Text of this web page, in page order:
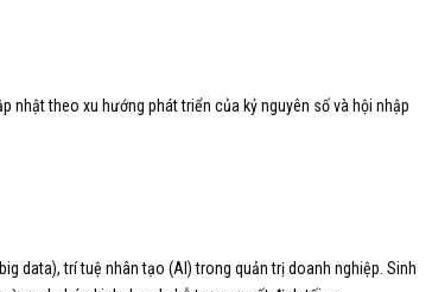
nhật theo xu hướng phát triển của kỷ nguyên số và hội nhập
data),trí tuệ nhân tạo (AI) trong quản trị doanh nghiệp. Sinh